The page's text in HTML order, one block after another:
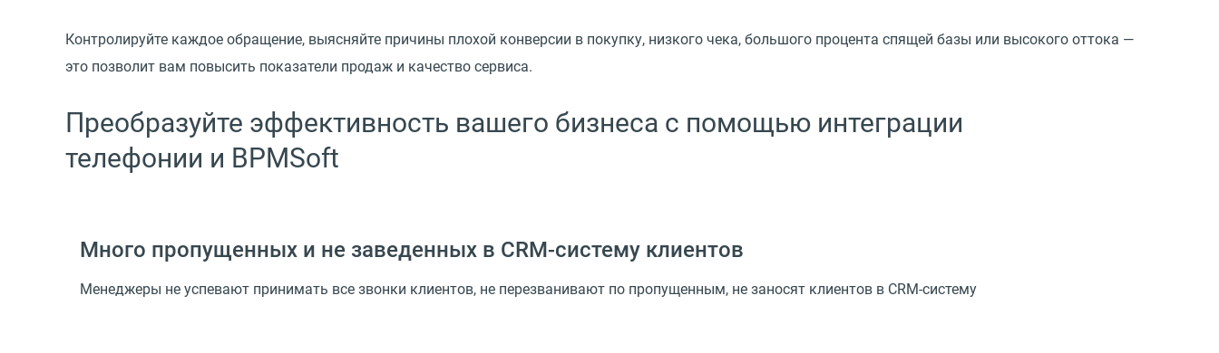
Контролируйте каждое обращение, выясняйте причины плохой конверсии в покупку, низкого чека, большого процента спящей базы или высокого оттока —
это позволит вам повысить показатели продаж и качество сервиса.
Преобразуйте эффективность вашего бизнеса с помощью интеграции
телефонии и BPMSoft
Много пропущенных и не заведенных в CRM-систему клиентов
Менеджеры не успевают принимать все звонки клиентов, не перезванивают по пропущенным, не заносят клиентов в CRM-систему